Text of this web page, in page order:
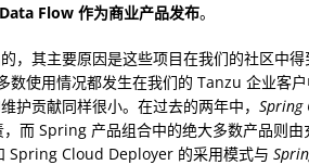
Flow 作为商业产品发布。
，其主要原因是这些项目在我们的社区中
数使用情况都发生在我们的 Tanzu 企业客
护贡献同样很小。在过去的两年中， Spring
而 Spring 产品组合中的绝大多数产品则由
Cloud Deployer 的采用模式与